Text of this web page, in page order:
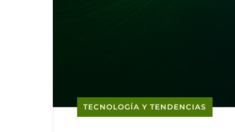
TECNOLOGÍA Y TENDENCIAS